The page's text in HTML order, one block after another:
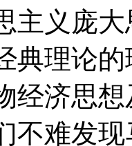
主义庞
典理论
经济思
不难发